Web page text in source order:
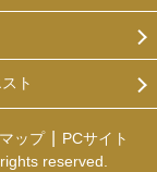
ト
ップ
PCサイト
reserved.